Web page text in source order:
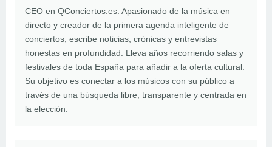
CEO en QConciertos.es. Apasionado de la música en
directo y creador de la primera agenda inteligente de
conciertos, escribe noticias, crónicas y entrevistas
honestas en profundidad. Lleva años recorriendo salas y
festivales de toda España para añadir a la oferta cultural.
Su objetivo es conectar a los músicos con su público a
través de una búsqueda libre, transparente y centrada en
la elección.